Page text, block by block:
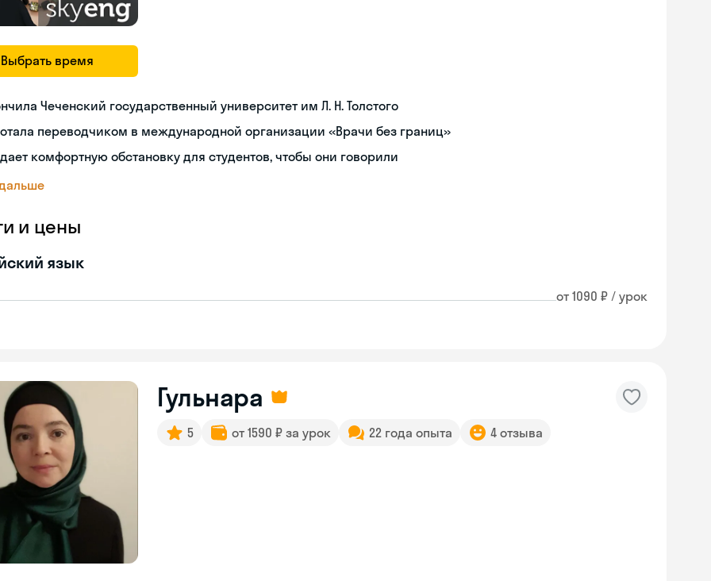
Выбрать время
Чеченский государственный университет им Л. Н. Толстого
переводчиком в международной организации «Врачи без границ»
комфортную обстановку для студентов, чтобы они говорили
и цены
язык
от 1090 ₽ / урок
Гульнара
5 от 1590 ₽ за урок 22 года опыта 4 отзыва